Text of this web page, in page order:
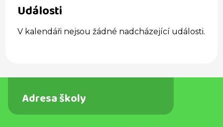
Události
V kalendáři nejsou žádné nadcházející události.
Adresa školy